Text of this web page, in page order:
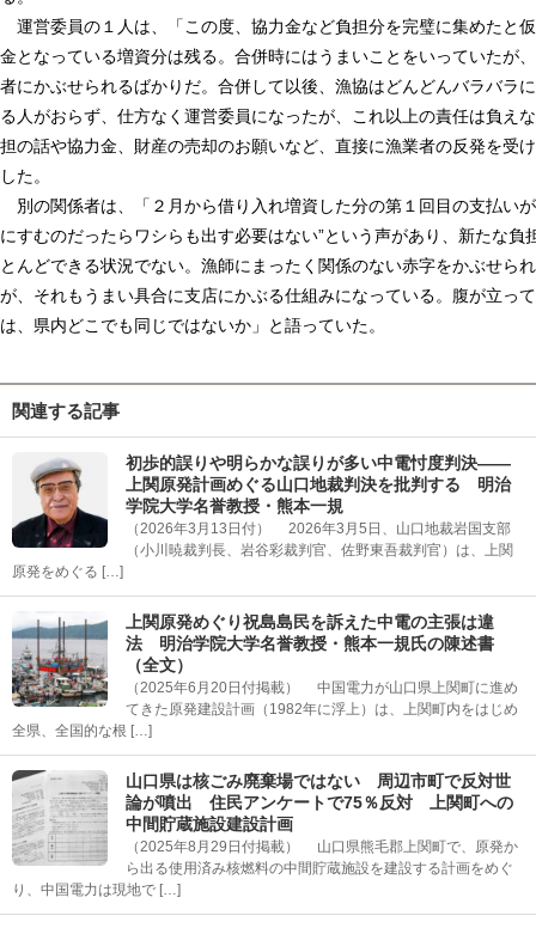
運営委員の１人は、「この度、協力金など負担分を完璧に集めたと
金となっている増資分は残る。合併時にはうまいことをいっていたが
者にかぶせられるばかりだ。合併して以後、漁協はどんどんバラバラ
る人がおらず、仕方なく運営委員になったが、これ以上の責任は負え
担の話や協力金、財産の売却のお願いなど、直接に漁業者の反発を受
した。
別の関係者は、「２月から借り入れ増資した分の第１回目の支払い
にすむのだったらワシらも出す必要はない”という声があり、新たな負
とんどできる状況でない。漁師にまったく関係のない赤字をかぶせら
が、それもうまい具合に支店にかぶる仕組みになっている。腹が立っ
は、県内どこでも同じではないか」と語っていた。
関連する記事
初歩的誤りや明らかな誤りが多い中電忖度判決――
上関原発計画めぐる山口地裁判決を批判する 明治
学院大学名誉教授・熊本一規
（2026年3月13日付） 2026年3月5日、山口地裁岩国支部
（小川暁裁判長、岩谷彩裁判官、佐野東吾裁判官）は、上関
原発をめぐる […]
上関原発めぐり祝島島民を訴えた中電の主張は違
法 明治学院大学名誉教授・熊本一規氏の陳述書
（全文）
（2025年6月20日付掲載） 中国電力が山口県上関町に進め
てきた原発建設計画（1982年に浮上）は、上関町内をはじめ
全県、全国的な根 […]
山口県は核ごみ廃棄場ではない 周辺市町で反対世
論が噴出 住民アンケートで75％反対 上関町への
中間貯蔵施設建設計画
（2025年8月29日付掲載） 山口県熊毛郡上関町で、原発か
ら出る使用済み核燃料の中間貯蔵施設を建設する計画をめぐ
り、中国電力は現地で […]